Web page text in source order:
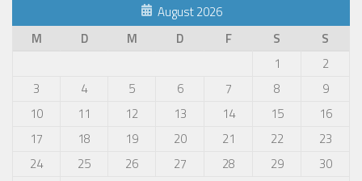
August 2026
M
D M D F S
S
1
2
3
4 5 6 7 8
9
10
11 12 13 14 15
16
17
18 19 20 21 22
23
24
25 26 27 28 29
30